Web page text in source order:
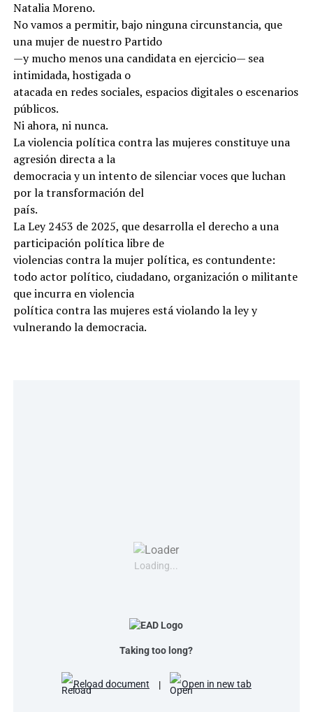
Natalia Moreno.
No vamos a permitir, bajo ninguna circunstancia, que
una mujer de nuestro Partido
—y mucho menos una candidata en ejercicio— sea
intimidada, hostigada o
atacada en redes sociales, espacios digitales o escenarios
públicos.
Ni ahora, ni nunca.
La violencia política contra las mujeres constituye una
agresión directa a la
democracia y un intento de silenciar voces que luchan
por la transformación del
país.
La Ley 2453 de 2025, que desarrolla el derecho a una
participación política libre de
violencias contra la mujer política, es contundente:
todo actor político, ciudadano, organización o militante
que incurra en violencia
política contra las mujeres está violando la ley y
vulnerando la democracia.
Loading...
Taking too long?
Reload document | Open in new tab